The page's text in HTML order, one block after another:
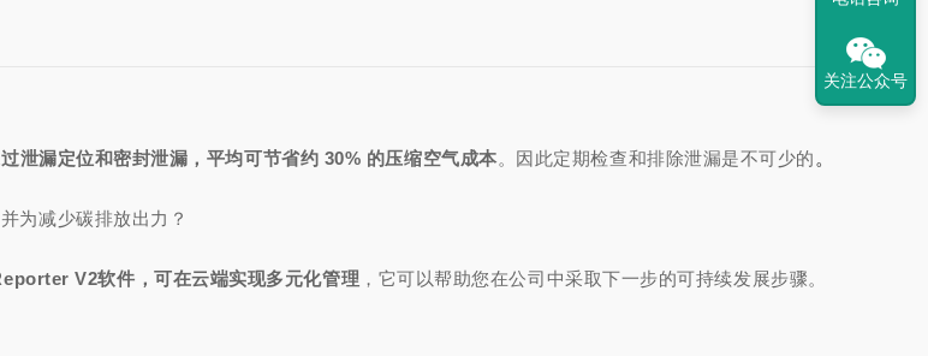
泄漏定位和密封泄漏，平均可节省约 30% 的压缩空气成本。因此定期检查和排除泄漏是不可少的 。
为减少碳排放出力？
V2软件，可在云端实现多元化管理 ，它可以帮助您在公司中采取下一步的可持续发展步骤。
关注公众号